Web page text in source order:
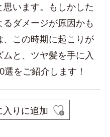
います。もしかした
ダメージが原因かも
、この時期に起こりが
と、ツヤ髪を手に入
をご紹介します！
入りに追加